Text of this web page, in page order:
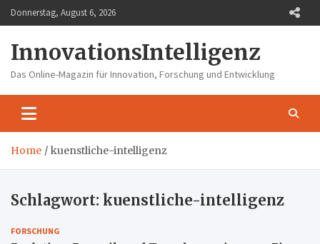
Skip
to
Donnerstag, August 6, 2026
InnovationsIntelligenz
Das Online-Magazin für Innovation, Forschung und Entwicklung
Home kuenstliche-intelligenz
Schlagwort: kuenstliche-intelligenz
FORSCHUNG